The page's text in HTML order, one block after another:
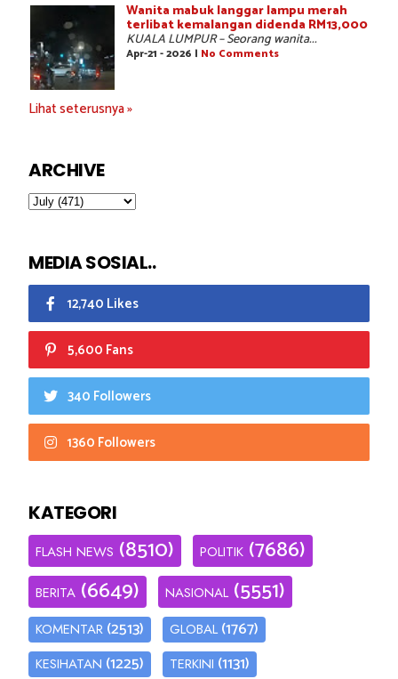
Wanita mabuk langgar lampu merah
terlibat kemalangan didenda RM13,000
KUALA LUMPUR – Seorang wanita...
Apr-21 - 2026 | No Comments
Lihat seterusnya »
ARCHIVE
MEDIA SOSIAL..
12,740 Likes
5,600 Fans
340 Followers
1360 Followers
KATEGORI
FLASH NEWS (8510) POLITIK (7686)
BERITA (6649) NASIONAL (5551)
KOMENTAR (2513) GLOBAL (1767)
KESIHATAN (1225) TERKINI (1131)